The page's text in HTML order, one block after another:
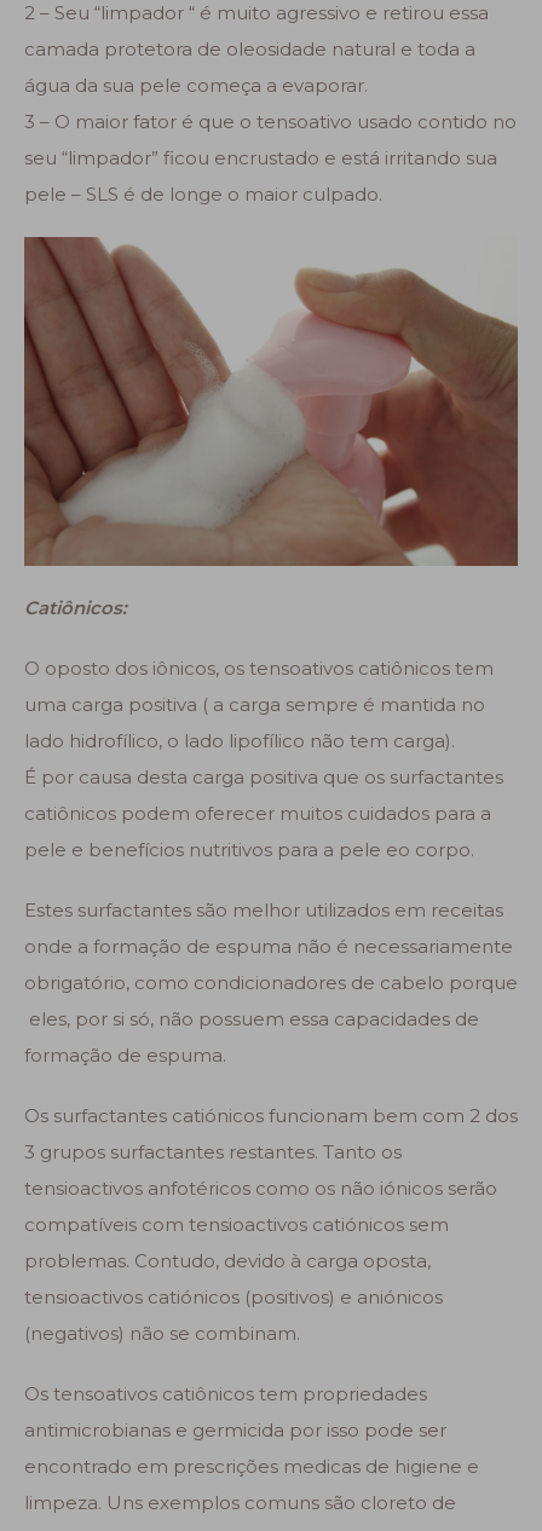
2 – Seu “limpador “ é muito agressivo e retirou essa
camada protetora de oleosidade natural e toda a
água da sua pele começa a evaporar.
3 – O maior fator é que o tensoativo usado contido no
seu “limpador” ficou encrustado e está irritando sua
pele – SLS é de longe o maior culpado.
Catiônicos:
O oposto dos iônicos, os tensoativos catiônicos tem
uma carga positiva ( a carga sempre é mantida no
lado hidrofílico, o lado lipofílico não tem carga).
É por causa desta carga positiva que os surfactantes
catiônicos podem oferecer muitos cuidados para a
pele e benefícios nutritivos para a pele eo corpo.
Estes surfactantes são melhor utilizados em receitas
onde a formação de espuma não é necessariamente
obrigatório, como condicionadores de cabelo porque
eles, por si só, não possuem essa capacidades de
formação de espuma.
Os surfactantes catiónicos funcionam bem com 2 dos
3 grupos surfactantes restantes. Tanto os
tensioactivos anfotéricos como os não iónicos serão
compatíveis com tensioactivos catiónicos sem
problemas. Contudo, devido à carga oposta,
tensioactivos catiónicos (positivos) e aniónicos
(negativos) não se combinam.
Os tensoativos catiônicos tem propriedades
antimicrobianas e germicida por isso pode ser
encontrado em prescrições medicas de higiene e
limpeza. Uns exemplos comuns são cloreto de